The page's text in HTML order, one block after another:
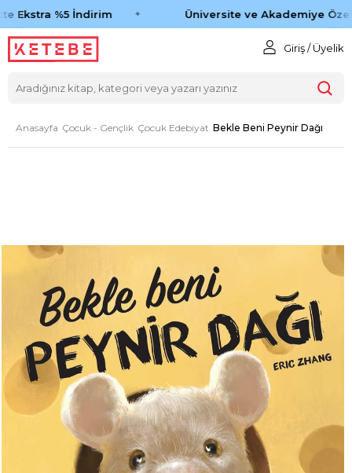
Ekstra %5 İndirim Üniversite ve Akademiye Özel
Giriş / Üyelik
Anasayfa Çocuk - Gençlik Çocuk Edebiyat Bekle Beni Peynir Dağı